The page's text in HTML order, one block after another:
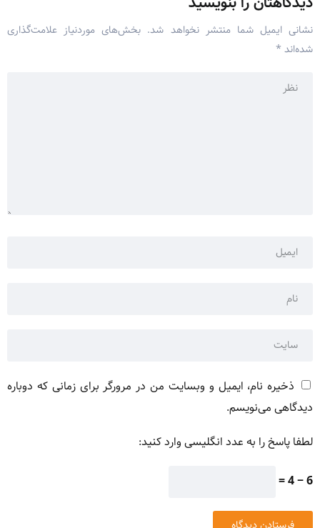
نشانی ایمیل شما منتشر نخواهد شد. بخش‌های موردنیاز علامت‌گذاری
شده‌اند *
ذخیره نام، ایمیل و وبسایت من در مرورگر برای زمانی که دوباره
دیدگاهی می‌نویسم.
لطفا پاسخ را به عدد انگلیسی وارد کنید:
6 − 4 =